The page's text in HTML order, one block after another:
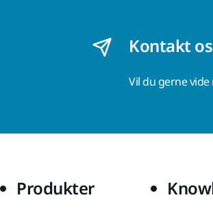
Kontakt os
Vil du gerne vide
Produkter